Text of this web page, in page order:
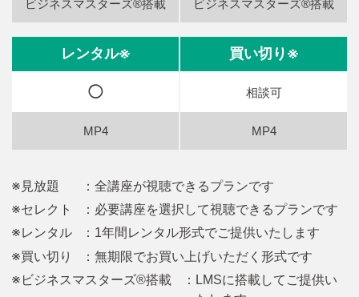
◯ 相談可
※見放題
：全講座が視聴できるプランです
※セレクト
：必要講座を選択して視聴できるプランです
※レンタル
：1年間レンタル形式でご提供いたします
※買い切り
：無期限でお買い上げいただく形式です
※ビジネスマスターズ®搭載
：LMSに搭載してご提供い